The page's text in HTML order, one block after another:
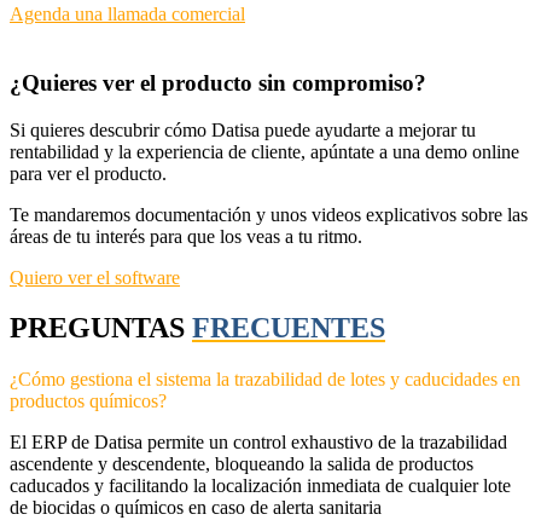
Agenda una llamada comercial
¿Quieres ver el producto sin compromiso?
Si quieres descubrir cómo Datisa puede ayudarte a mejorar tu
rentabilidad y la experiencia de cliente, apúntate a una demo online
para ver el producto.
Te mandaremos documentación y unos videos explicativos sobre las
áreas de tu interés para que los veas a tu ritmo.
Quiero ver el software
PREGUNTAS FRECUENTES
¿Cómo gestiona el sistema la trazabilidad de lotes y caducidades en
productos químicos?
El ERP de Datisa permite un control exhaustivo de la trazabilidad
ascendente y descendente, bloqueando la salida de productos
caducados y facilitando la localización inmediata de cualquier lote
de biocidas o químicos en caso de alerta sanitaria